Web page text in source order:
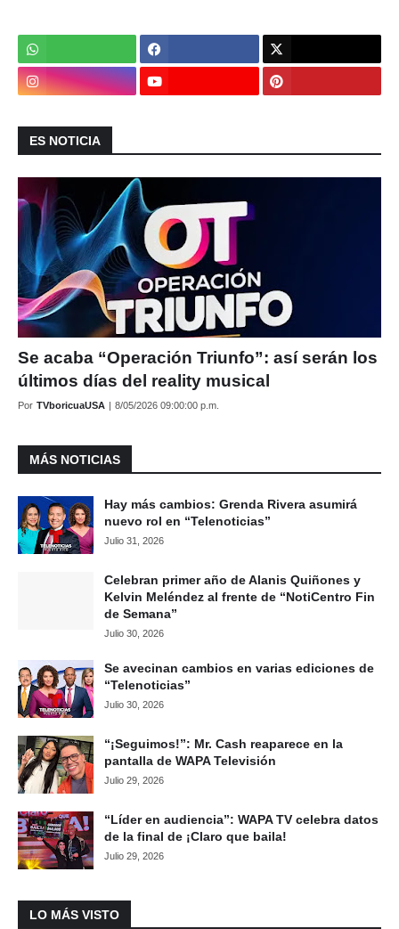
ES NOTICIA
Se acaba “Operación Triunfo”: así serán los
últimos días del reality musical
Por TVboricuaUSA 8/05/2026 09:00:00 p.m.
MÁS NOTICIAS
Hay más cambios: Grenda Rivera asumirá
nuevo rol en “Telenoticias”
Julio 31, 2026
Celebran primer año de Alanis Quiñones y
Kelvin Meléndez al frente de “NotiCentro Fin
de Semana”
Julio 30, 2026
Se avecinan cambios en varias ediciones de
“Telenoticias”
Julio 30, 2026
“¡Seguimos!”: Mr. Cash reaparece en la
pantalla de WAPA Televisión
Julio 29, 2026
“Líder en audiencia”: WAPA TV celebra datos
de la final de ¡Claro que baila!
Julio 29, 2026
LO MÁS VISTO